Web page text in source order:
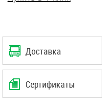
Доставка
Сертификаты